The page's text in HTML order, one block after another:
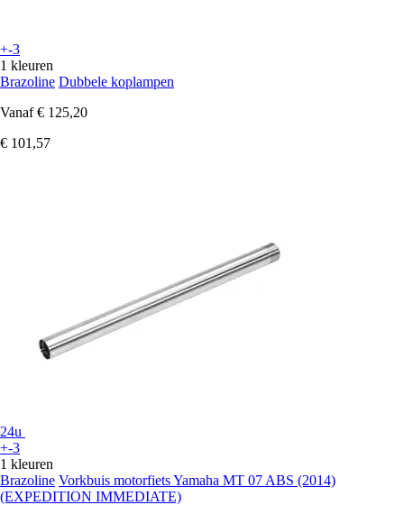
+-3
1 kleuren
Brazoline Dubbele koplampen
Vanaf € 125,20
€ 101,57
24u
+-3
1 kleuren
Brazoline Vorkbuis motorfiets Yamaha MT 07 ABS (2014)
(EXPEDITION IMMEDIATE)